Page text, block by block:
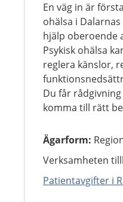
En väg in är
ohälsa i
hjälp oberoende
Psykisk ohälsa
reglera känslor,
Du får
komma till rätt
Ägarform:
Verksamheten
Patientavgifter i